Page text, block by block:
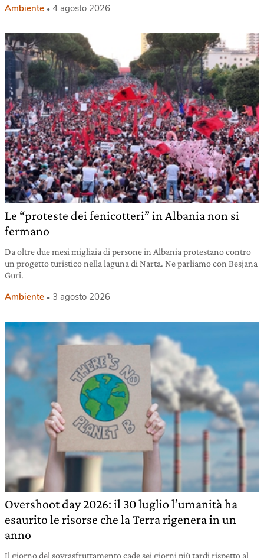
Ambiente 4 agosto 2026
Le “proteste dei fenicotteri” in Albania non si
fermano
Da oltre due mesi migliaia di persone in Albania protestano contro
un progetto turistico nella laguna di Narta. Ne parliamo con Besjana
Guri.
Ambiente 3 agosto 2026
Overshoot day 2026: il 30 luglio l’umanità ha
esaurito le risorse che la Terra rigenera in un
anno
Il giorno del sovrasfruttamento cade sei giorni più tardi rispetto al